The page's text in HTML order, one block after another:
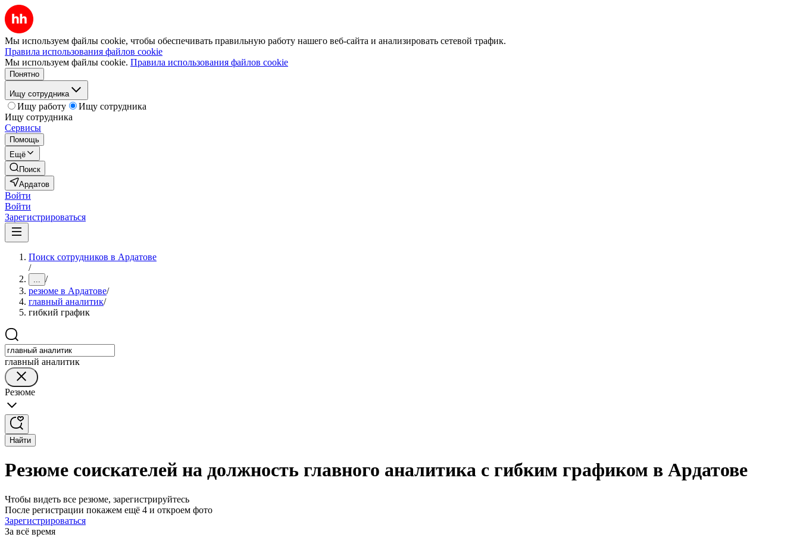
Мы используем файлы cookie, чтобы обеспечивать правильную работу нашего веб-сайта и анализировать сетевой трафик.
Правила использования файлов cookie
Мы используем файлы cookie. Правила использования файлов cookie
Понятно
Ищу сотрудника
Ищу работу
Ищу сотрудника
Ищу сотрудника
Сервисы
Помощь
Ещё
Поиск
Ардатов
Войти
Войти
Зарегистрироваться
Поиск сотрудников в Ардатове
/
... /
резюме в Ардатове/
главный аналитик/
гибкий график
главный аналитик
Резюме
Найти
Резюме соискателей на должность главного аналитика с гибким графиком в Ардатове
Чтобы видеть все резюме, зарегистрируйтесь
После регистрации покажем ещё 4 и откроем фото
Зарегистрироваться
За всё время